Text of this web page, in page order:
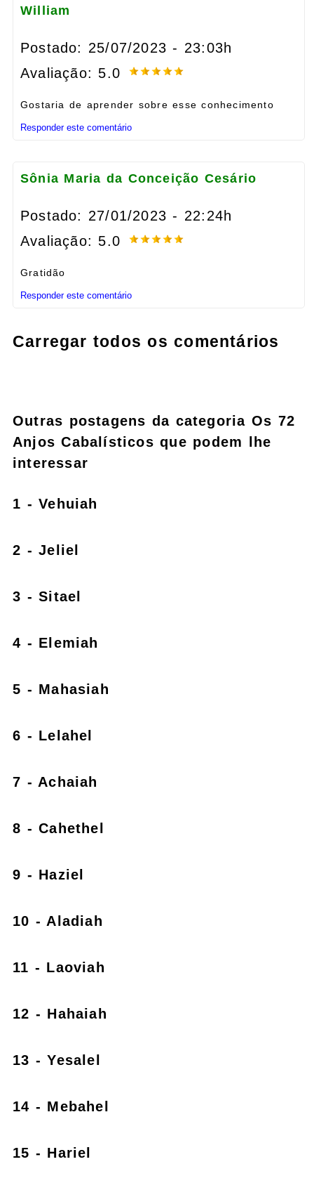
William
Postado: 25/07/2023 - 23:03h
Avaliação: 5.0
Gostaria de aprender sobre esse conhecimento
Responder este comentário
Sônia Maria da Conceição Cesário
Postado: 27/01/2023 - 22:24h
Avaliação: 5.0
Gratidão
Responder este comentário
Carregar todos os comentários
Outras postagens da categoria Os 72
Anjos Cabalísticos que podem lhe
interessar
1 - Vehuiah
2 - Jeliel
3 - Sitael
4 - Elemiah
5 - Mahasiah
6 - Lelahel
7 - Achaiah
8 - Cahethel
9 - Haziel
10 - Aladiah
11 - Laoviah
12 - Hahaiah
13 - Yesalel
14 - Mebahel
15 - Hariel